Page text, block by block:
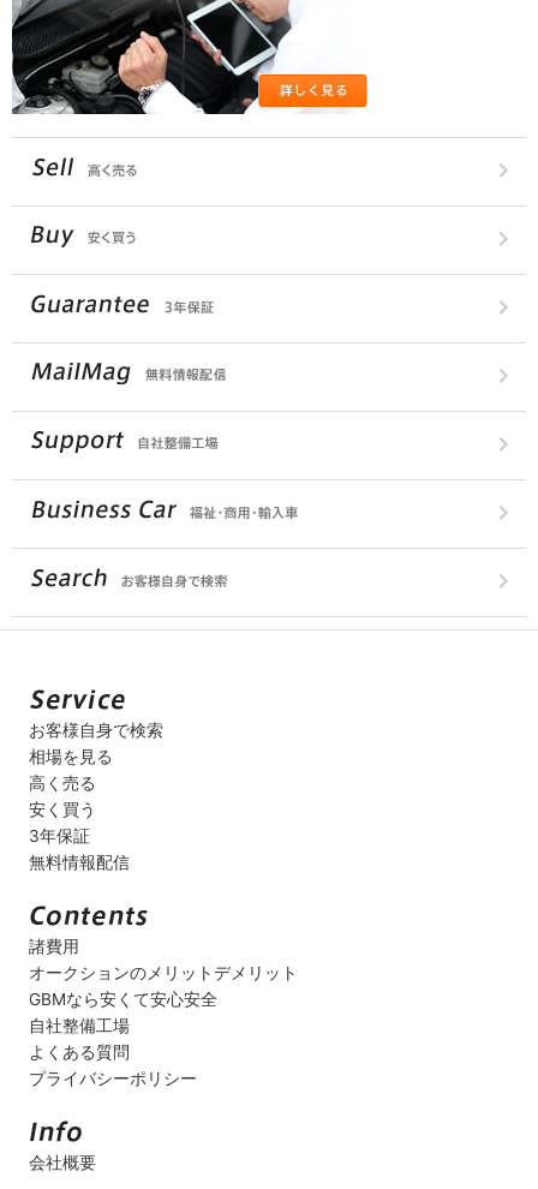
お客様自身で検索
相場を見る
高く売る
安く買う
3年保証
無料情報配信
諸費用
オークションのメリットデメリット
GBMなら安くて安心安全
自社整備工場
よくある質問
プライバシーポリシー
会社概要